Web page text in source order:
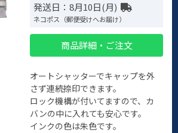
発送日：8月10日(月)
ネコポス（郵便受けへお届け）
商品詳細・ご注文
オートシャッターでキャップを外
さず連続捺印できます。
ロック機構が付いてますので、カ
バンの中に入れても安心です。
インクの色は朱色です。